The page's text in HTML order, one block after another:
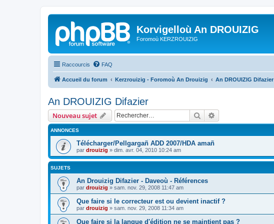
Korvigelloù An DROUIZIG
Foromoù KERZROUIZIG
Raccourcis FAQ
Accueil du forum Kerzrouizig - Foromoù An Drouizig An DROUIZIG Difazier
An DROUIZIG Difazier
Nouveau sujet Rechercher
ANNONCES
Télécharger/Pellgargañ ADD 2007/HDA amañ
par drouizig » dim. avr. 04, 2010 10:24 am
SUJETS
An Drouizig Difazier - Daveoù - Références
par drouizig » sam. nov. 29, 2008 11:47 am
Que faire si le correcteur est ou devient inactif ?
par drouizig » sam. nov. 29, 2008 11:34 am
Que faire si la langue d'édition ne se maintient pas ?